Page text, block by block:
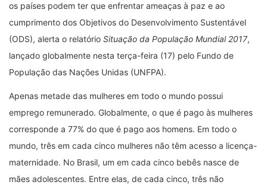
os países podem ter que enfrentar ameaças à paz e ao
cumprimento dos Objetivos do Desenvolvimento Sustentável
(ODS), alerta o relatório Situação da População Mundial 2017,
lançado globalmente nesta terça-feira (17) pelo Fundo de
População das Nações Unidas (UNFPA).
Apenas metade das mulheres em todo o mundo possui
emprego remunerado. Globalmente, o que é pago às mulheres
corresponde a 77% do que é pago aos homens. Em todo o
mundo, três em cada cinco mulheres não têm acesso a licença-
maternidade. No Brasil, um em cada cinco bebês nasce de
mães adolescentes. Entre elas, de cada cinco, três não